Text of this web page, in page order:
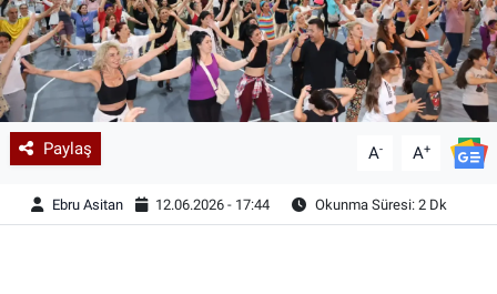
Paylaş A- A+
Ebru Asitan 12.06.2026 - 17:44 Okunma Süresi: 2 Dk